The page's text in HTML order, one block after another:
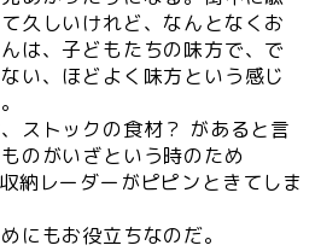
久しいけれど、なんとなくお
は、子どもたちの味方で、で
い、ほどよく味方という感じ
ストックの食材？ があると言
のがいざという時のため
納レーダーがピピンときてしま
にもお役立ちなのだ。